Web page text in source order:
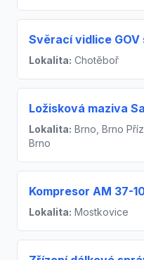
Svěrací vidlice
Lokalita: Chotěboř
Ložisková maziva
Lokalita: Brno, Brno
Brno
Kompresor AM 37-
Lokalita: Mostkovice